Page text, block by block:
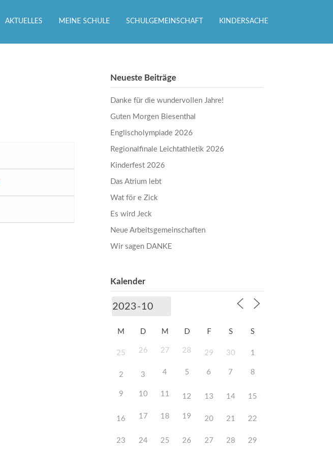
AKTUELLES MEINE SCHULE SCHULGEMEINSCHAFT KINDERSACHE
Neueste Beiträge
Danke für die wundervollen Jahre!
Guten Morgen Biesenthal
Englischolympiade 2026
Regionalfinale Leichtathletik 2026
Kinderfest 2026
Das Atrium lebt
Wat för e Zick
Es wird Jeck
Neue Arbeitsgemeinschaften
Wir sagen DANKE
Kalender
M D M D F S S
25 26 27 28 29 30 1
2 3 4 5 6 7 8
9 10 11 12 13 14 15
16 17 18 19 20 21 22
23 24 25 26 27 28 29